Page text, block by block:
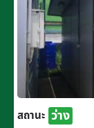
สถานะ ว่าง